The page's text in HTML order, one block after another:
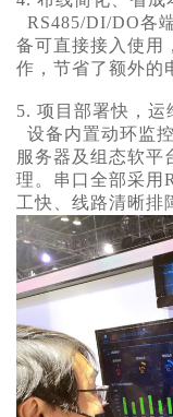
RS485/DI/DO各
备可直接接入使用
作，节省了额外的
5. 项目部署快，运
设备内置动环监
服务器及组态软平
理。串口全部采用
工快、线路清晰排